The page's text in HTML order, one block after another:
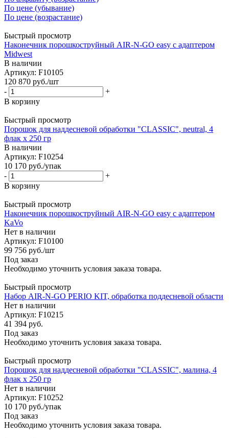
По цене (убывание)
По цене (возрастание)
Быстрый просмотр
Наконечник порошкоструйный AIR-N-GO easy с адаптером
Midwest
В наличии
Артикул: F10105
120 870 руб./шт
-
+
В корзину
Быстрый просмотр
Порошок для наддесневой обработки "CLASSIC", neutral, 4
флак х 250 гр
В наличии
Артикул: F10254
10 170 руб./упак
-
+
В корзину
Быстрый просмотр
Наконечник порошкоструйный AIR-N-GO easy с адаптером
KaVo
Нет в наличии
Артикул: F10100
99 756 руб./шт
Под заказ
Необходимо уточнить условия заказа товара.
Быстрый просмотр
Набор AIR-N-GO PERIO KIT, обработка поддесневой области
Нет в наличии
Артикул: F10215
41 394 руб.
Под заказ
Необходимо уточнить условия заказа товара.
Быстрый просмотр
Порошок для наддесневой обработки "CLASSIC", малина, 4
флак х 250 гр
Нет в наличии
Артикул: F10252
10 170 руб./упак
Под заказ
Необходимо уточнить условия заказа товара.